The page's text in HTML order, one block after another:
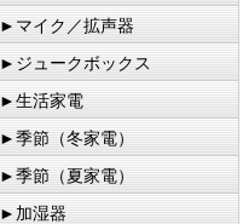
►マイク／拡声器
►ジュークボックス
►生活家電
►季節（冬家電）
►季節（夏家電）
►加湿器